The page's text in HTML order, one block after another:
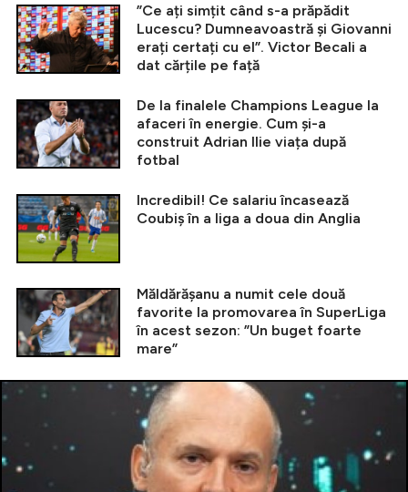
”Ce ați simțit când s-a prăpădit
Lucescu? Dumneavoastră și Giovanni
erați certați cu el”. Victor Becali a
dat cărțile pe față
De la finalele Champions League la
afaceri în energie. Cum și-a
construit Adrian Ilie viața după
fotbal
Incredibil! Ce salariu încasează
Coubiș în a liga a doua din Anglia
Măldărășanu a numit cele două
favorite la promovarea în SuperLiga
în acest sezon: ”Un buget foarte
mare”